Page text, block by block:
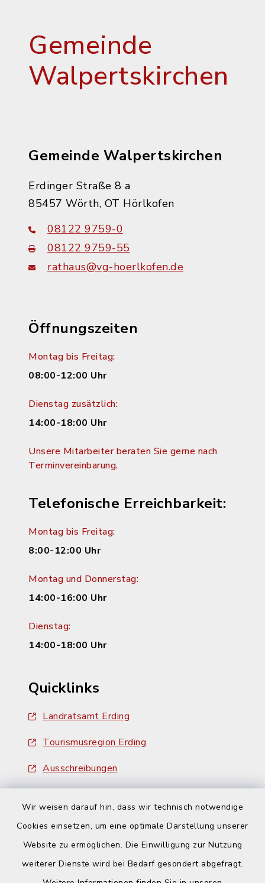
Wir weisen darauf hin, dass wir technisch notwendige
Cookies einsetzen, um eine optimale Darstellung unserer
Website zu ermöglichen. Die Einwilligung zur Nutzung
weiterer Dienste wird bei Bedarf gesondert abgefragt.
Gemeinde
Walpertskirchen
Gemeinde Walpertskirchen
Erdinger Straße 8 a
85457 Wörth, OT Hörlkofen
08122 9759-0
08122 9759-55
rathaus@vg-hoerlkofen.de
Öffnungszeiten
Montag bis Freitag:
08:00-12:00 Uhr
Dienstag zusätzlich:
14:00-18:00 Uhr
Unsere Mitarbeiter beraten Sie gerne nach
Terminvereinbarung.
Telefonische Erreichbarkeit:
Montag bis Freitag:
8:00-12:00 Uhr
Montag und Donnerstag:
14:00-16:00 Uhr
Dienstag:
14:00-18:00 Uhr
Quicklinks
Landratsamt Erding
Tourismusregion Erding
Ausschreibungen